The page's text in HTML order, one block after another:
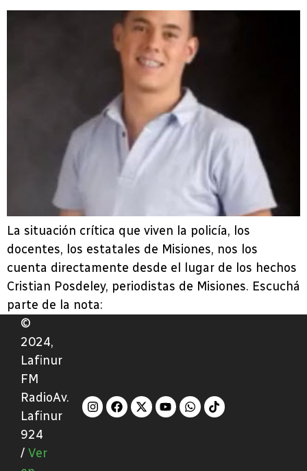
La situación crítica que viven la policía, los
docentes, los estatales de Misiones, nos los
cuenta directamente desde el lugar de los hechos
Cristian Posdeley, periodistas de Misiones. Escuchá
parte de la nota:
©
2024,
Lafinur
FM
RadioAv.
Lafinur
924
/ Ver